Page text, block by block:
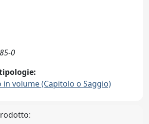
0
volume (Capitolo o Saggio)